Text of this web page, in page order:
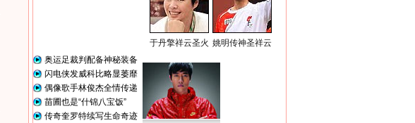
于丹擎祥云圣火 姚明传神圣祥云
奥运足裁判配备神秘装备
闪电侠发威科比略显萎靡
偶像歌手林俊杰全情传递
苗圃也是“什锦八宝饭”
传奇奎罗特续写生命奇迹